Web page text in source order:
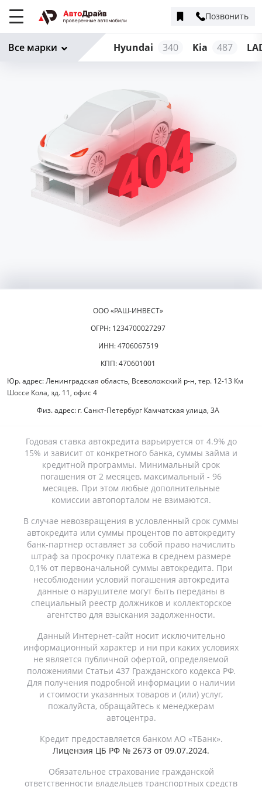
Позвонить
Hyundai 340 Kia 487
Все марки
ООО «РАШ-ИНВЕСТ»
ОГРН: 1234700027297
ИНН: 4706067519
КПП: 470601001
Юр. адрес: Ленинградская область, Всеволожский р-н, тер. 12-13 Км
Шоссе Кола, зд. 11, офис 4
Физ. адрес: г. Санкт-Петербург Камчатская улица, 3А
Годовая ставка автокредита варьируется от 4.9% до
15% и зависит от конкретного банка, суммы займа и
кредитной программы. Минимальный срок
погашения от 2 месяцев, максимальный - 96
месяцев. При этом любые дополнительные
комиссии автопорталом не взимаются.
В случае невозвращения в условленный срок суммы
автокредита или суммы процентов по автокредиту
банк-партнер оставляет за собой право начислить
штраф за просрочку платежа в среднем размере
0,1% от первоначальной суммы автокредита. При
несоблюдении условий погашения автокредита
данные о нарушителе могут быть переданы в
специальный реестр должников и коллекторское
агентство для взыскания задолженности.
Данный Интернет-сайт носит исключительно
информационный характер и ни при каких условиях
не является публичной офертой, определяемой
положениями Статьи 437 Гражданского кодекса РФ.
Для получения подробной информации о наличии
и стоимости указанных товаров и (или) услуг,
пожалуйста, обращайтесь к менеджерам
автоцентра.
Кредит предоставляется банком АО «ТБанк».
Лицензия ЦБ РФ № 2673 от 09.07.2024.
Обязательное страхование гражданской
ответственности владельцев транспортных средств